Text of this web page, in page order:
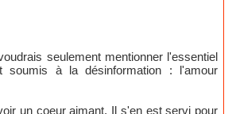
seulement mentionner l'essentiel
à la désinformation : l'amour
un coeur aimant. Il s'en est servi pour